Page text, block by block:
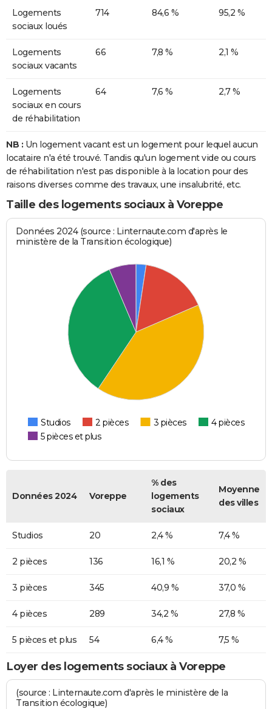
Logements
sociaux loués
714 84,6 % 95,2 %
Logements
sociaux vacants
66 7,8 % 2,1 %
Logements
sociaux en cours
de réhabilitation
64 7,6 % 2,7 %
NB : Un logement vacant est un logement pour lequel aucun
locataire n'a été trouvé. Tandis qu'un logement vide ou cours
de réhabilitation n'est pas disponible à la location pour des
raisons diverses comme des travaux, une insalubrité, etc.
Taille des logements sociaux à Voreppe
Données 2024 (source : Linternaute.com d'après le
ministère de la Transition écologique)
Studios 2 pièces 3 pièces
4 pièces
5 pièces et plus
Données 2024 Voreppe
% des
logements
sociaux
Moyenne
des villes
Studios 20 2,4 % 7,4 %
2 pièces 136 16,1 % 20,2 %
3 pièces 345 40,9 % 37,0 %
4 pièces 289 34,2 % 27,8 %
5 pièces et plus 54 6,4 % 7,5 %
Loyer des logements sociaux à Voreppe
(source : Linternaute.com d'après le ministère de la
Transition écologique)